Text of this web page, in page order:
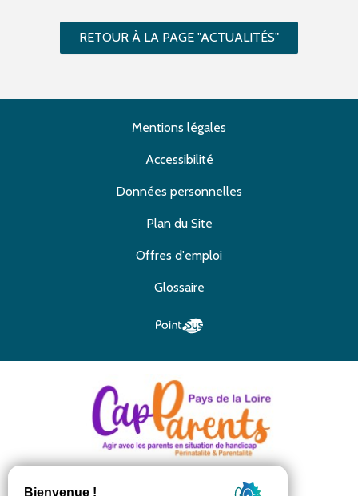
RETOUR À LA PAGE "ACTUALITÉS"
Mentions légales
Accessibilité
Données personnelles
Plan du Site
Offres d'emploi
Glossaire
55 rue Jean Jaurès